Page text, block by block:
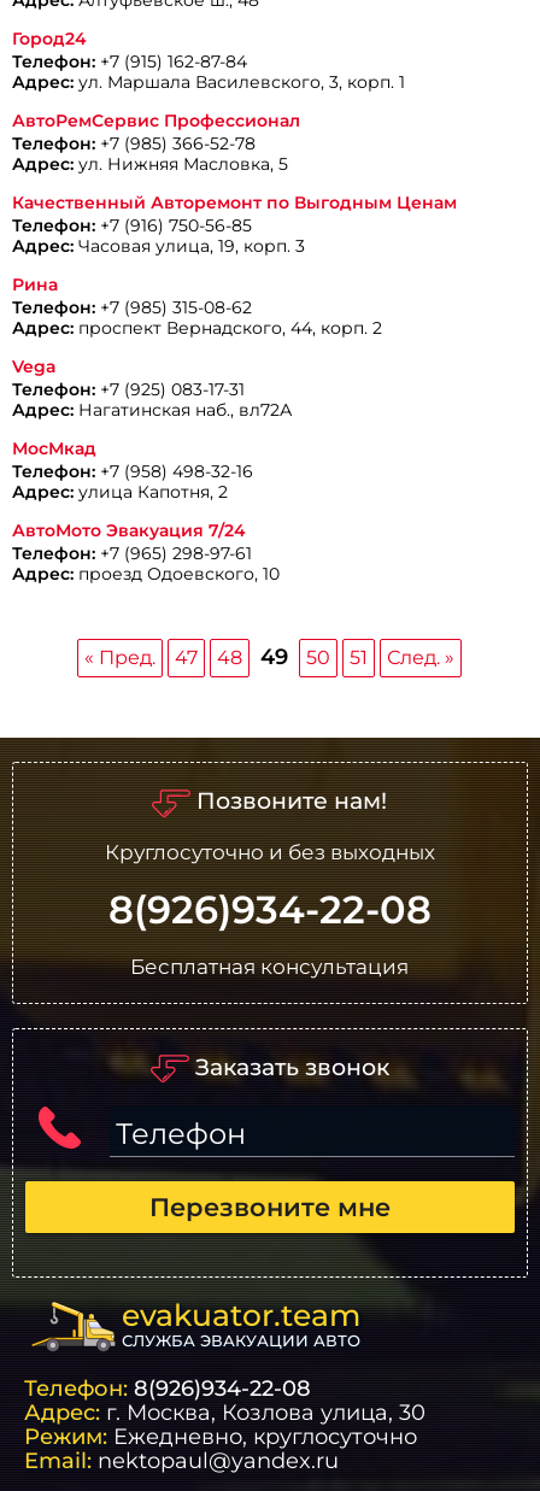
Город24
Телефон: +7 (915) 162-87-84
Адрес: ул. Маршала Василевского, 3, корп. 1
АвтоРемСервис Профессионал
Телефон: +7 (985) 366-52-78
Адрес: ул. Нижняя Масловка, 5
Качественный Авторемонт по Выгодным Ценам
Телефон: +7 (916) 750-56-85
Адрес: Часовая улица, 19, корп. 3
Рина
Телефон: +7 (985) 315-08-62
Адрес: проспект Вернадского, 44, корп. 2
Vega
Телефон: +7 (925) 083-17-31
Адрес: Нагатинская наб., вл72А
МосМкад
Телефон: +7 (958) 498-32-16
Адрес: улица Капотня, 2
АвтоМото Эвакуация 7/24
Телефон: +7 (965) 298-97-61
Адрес: проезд Одоевского, 10
« Пред. 47 48 49 50 51 След. »
Позвоните нам!
Круглосуточно и без выходных
8(926)934-22-08
Бесплатная консультация
Заказать звонок
Телефон
Перезвоните мне
evakuator.team
СЛУЖБА ЭВАКУАЦИИ АВТО
Телефон: 8(926)934-22-08
Адрес: г. Москва, Козлова улица, 30
Режим: Ежедневно, круглосуточно
Email: nektopaul@yandex.ru